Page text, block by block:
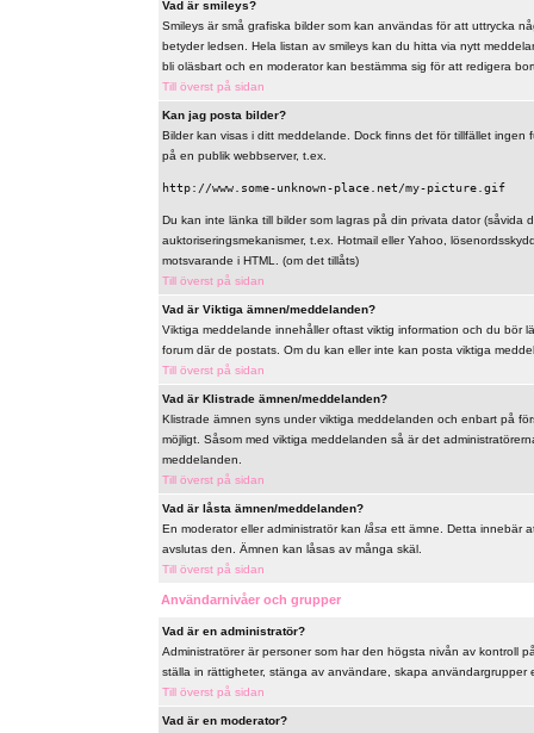
Vad är smileys?
Smileys är små grafiska bilder som kan användas för att uttrycka
betyder ledsen. Hela listan av smileys kan du hitta via nytt
bli oläsbart och en moderator kan bestämma sig för att redigera
Till överst på sidan
Kan jag posta bilder?
Bilder kan visas i ditt meddelande. Dock finns det för tillfället
på en publik webbserver, t.ex.
http://www.some-unknown-place.net/my-picture.gif
Du kan inte länka till bilder som lagras på din privata dator (såvida
auktoriseringsmekanismer, t.ex. Hotmail eller Yahoo,
motsvarande i HTML. (om det tillåts)
Till överst på sidan
Vad är Viktiga ämnen/meddelanden?
Viktiga meddelande innehåller oftast viktig information och du bör
forum där de postats. Om du kan eller inte kan posta viktiga
Till överst på sidan
Vad är Klistrade ämnen/meddelanden?
Klistrade ämnen syns under viktiga meddelanden och enbart på
möjligt. Såsom med viktiga meddelanden så är det
meddelanden.
Till överst på sidan
Vad är låsta ämnen/meddelanden?
En moderator eller administratör kan låsa ett ämne. Detta innebär
avslutas den. Ämnen kan låsas av många skäl.
Till överst på sidan
Användarnivåer och grupper
Vad är en administratör?
Administratörer är personer som har den högsta nivån av kontroll
ställa in rättigheter, stänga av användare, skapa användargrupper
Till överst på sidan
Vad är en moderator?